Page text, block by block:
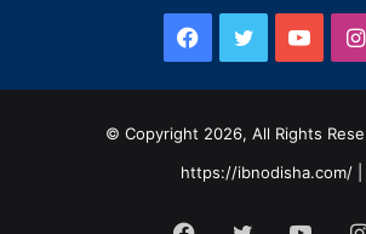
Facebook
Twitter
© Copyright 2026, All Rights
https://ibnodisha.com/